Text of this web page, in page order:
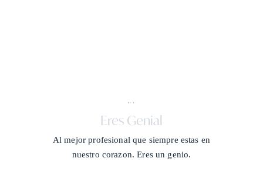
X + J
Eres Genial
Al mejor profesional que siempre estas en
nuestro corazon. Eres un genio.